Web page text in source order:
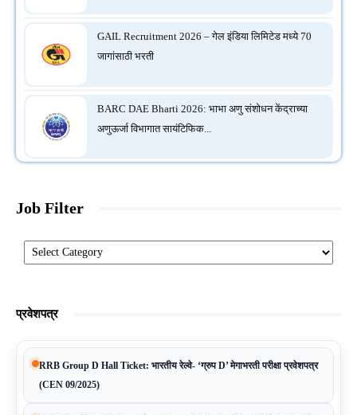
GAIL Recruitment 2026 – गेल इंडिया लिमिटेड मध्ये 70
जागांसाठी भरती
BARC DAE Bharti 2026: भाभा अणु संशोधन केंद्राच्या
अणुऊर्जा विभागात सायंटिफिक...
Job Filter
Categories
प्रवेशपत्र
RRB Group D Hall Ticket: भारतीय रेल्वे- ‘ग्रुप D’ मेगाभरती परीक्षा प्रवेशपत्र
(CEN 09/2025)